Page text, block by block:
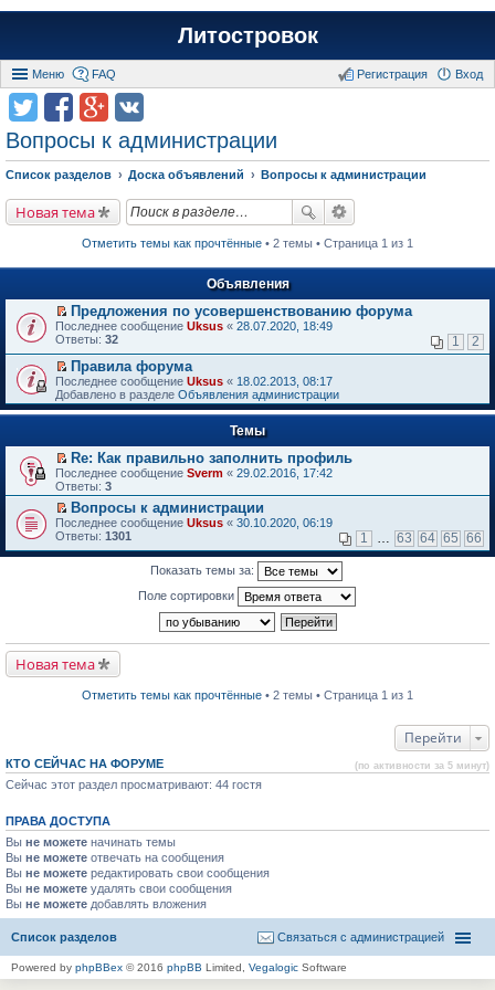
Литостровок
Меню FAQ Вход
Регистрация
Вопросы к администрации
Список разделов Доска объявлений Вопросы к администрации
Новая тема
Отметить темы как прочтённые • 2 темы • Страница 1 из 1
Объявления
П
е
е
й
т
и
к
р
в
о
м
у
н
е
п
р
н
н
о
м
щ
е
н
Предложения по усовершенствованию форума
Последнее сообщение Uksus « 28.07.2020, 18:49
Ответы: 32 1 2
П
е
р
е
т
и
к
п
е
р
в
о
м
ч
и
т
с
о
о
щ
е
н
и
ю
Правила форума
Последнее сообщение Uksus « 18.02.2013, 08:17
Добавлено в разделе Объявления администрации
Темы
П
е
р
е
й
т
и
м
у
н
е
т
а
н
о
м
у
с
о
б
щ
е
н
ю
Re: Как правильно заполнить профиль
Последнее сообщение Sverm « 29.02.2016, 17:42
Ответы: 3
П
е
е
р
в
о
р
о
ч
а
н
н
о
м
у
с
о
б
щ
е
н
Вопросы к администрации
Последнее сообщение Uksus « 30.10.2020, 06:19
Ответы: 1301 1 … 63 64 65 66
Показать темы за:
Поле сортировки
Новая тема
Отметить темы как прочтённые • 2 темы • Страница 1 из 1
Перейти
КТО СЕЙЧАС НА ФОРУМЕ (по активности за 5 минут)
Сейчас этот раздел просматривают: 44 гостя
ПРАВА ДОСТУПА
Вы не можете начинать темы
Вы не можете отвечать на сообщения
Вы не можете редактировать свои сообщения
Вы не можете удалять свои сообщения
Вы не можете добавлять вложения
Список разделов Связаться с администрацией
Powered by phpBBex © 2016 phpBB Limited, Vegalogic Software